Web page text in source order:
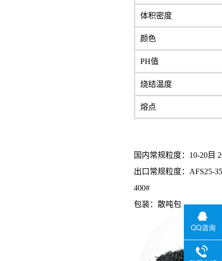
体积密度
颜色
PH值
烧结温度
熔点
国内常规粒度：10-20目
出口常规粒度：AFS25-35
400#
包装：散吨包
QQ咨询